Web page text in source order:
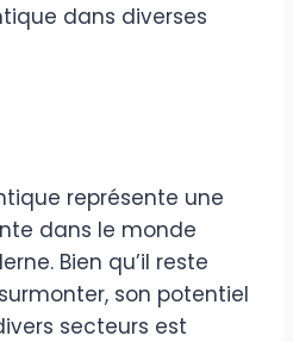
dans diverses
représente une
dans le monde
Bien qu’il reste
son potentiel
secteurs est